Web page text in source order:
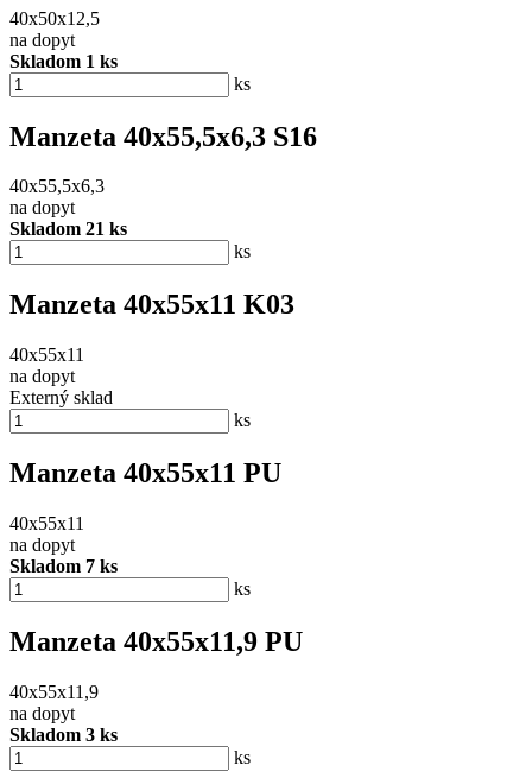
40x50x12,5
na dopyt
Skladom 1 ks
ks
Manzeta 40x55,5x6,3 S16
40x55,5x6,3
na dopyt
Skladom 21 ks
ks
Manzeta 40x55x11 K03
40x55x11
na dopyt
Externý sklad
ks
Manzeta 40x55x11 PU
40x55x11
na dopyt
Skladom 7 ks
ks
Manzeta 40x55x11,9 PU
40x55x11,9
na dopyt
Skladom 3 ks
ks